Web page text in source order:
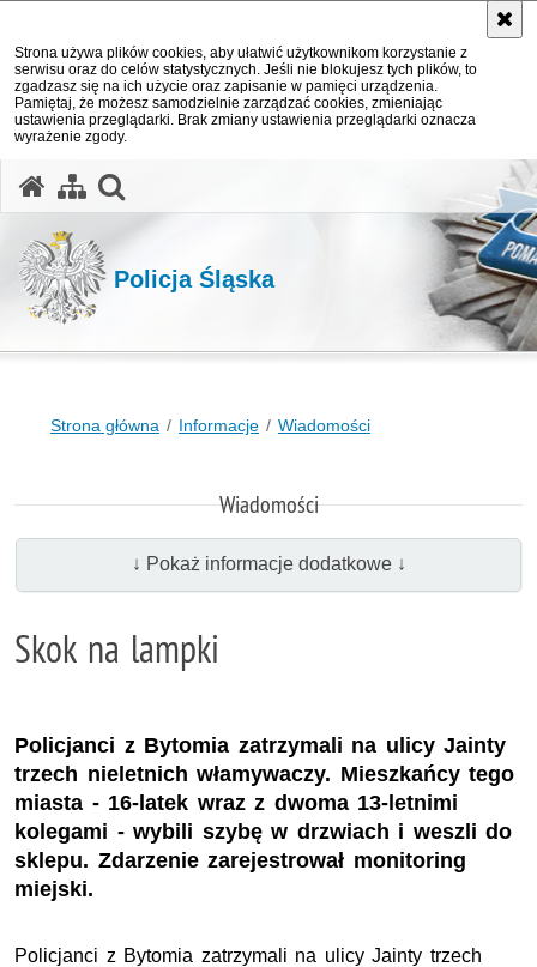
Strona używa plików cookies, aby ułatwić użytkownikom korzystanie z
serwisu oraz do celów statystycznych. Jeśli nie blokujesz tych plików, to
zgadzasz się na ich użycie oraz zapisanie w pamięci urządzenia.
Pamiętaj, że możesz samodzielnie zarządzać cookies, zmieniając
ustawienia przeglądarki. Brak zmiany ustawienia przeglądarki oznacza
wyrażenie zgody.
Policja Śląska
Strona główna Informacje Wiadomości
Wiadomości
↓ Pokaż informacje dodatkowe ↓
Skok na lampki
Policjanci z Bytomia zatrzymali na ulicy Jainty
trzech nieletnich włamywaczy. Mieszkańcy tego
miasta - 16-latek wraz z dwoma 13-letnimi
kolegami - wybili szybę w drzwiach i weszli do
sklepu. Zdarzenie zarejestrował monitoring
miejski.
Policjanci z Bytomia zatrzymali na ulicy Jainty trzech